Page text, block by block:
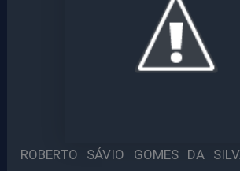
ROBERTO SÁVIO GOMES DA